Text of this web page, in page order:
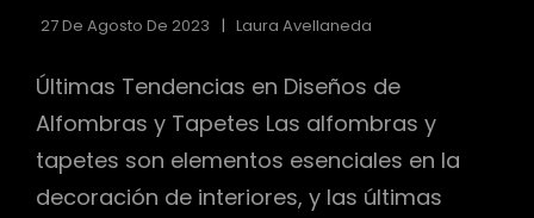
27 De Agosto De 2023 Laura Avellaneda
Últimas Tendencias en Diseños de
Alfombras y Tapetes Las alfombras y
tapetes son elementos esenciales en la
decoración de interiores, y las últimas